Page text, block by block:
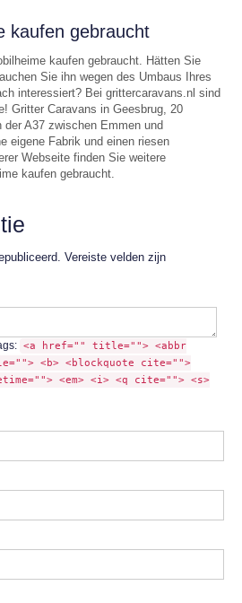
kaufen gebraucht
kaufen gebraucht. Hätten Sie
Sie ihn wegen des Umbaus Ihres
interessiert? Bei grittercaravans.nl sind
Gritter Caravans in Geesbrug, 20
der A37 zwischen Emmen und
eigene Fabrik und einen riesen
Webseite finden Sie weitere
kaufen gebraucht.
Vereiste velden zijn
<a href="" title=""> <abbr
<b> <blockquote cite="">
<em> <i> <q cite=""> <s>